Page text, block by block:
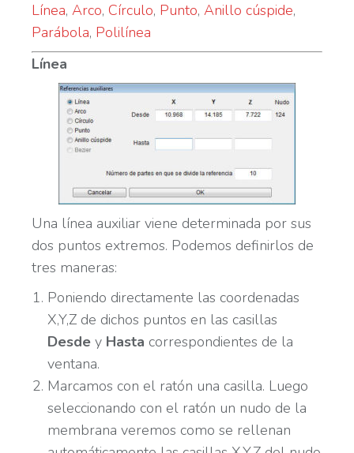
Línea, Arco, Círculo, Punto, Anillo cúspide,
Parábola, Polilínea
Línea
Una línea auxiliar viene determinada por sus
dos puntos extremos. Podemos definirlos de
tres maneras:
Poniendo directamente las coordenadas
X,Y,Z de dichos puntos en las casillas
Desde y Hasta correspondientes de la
ventana.
Marcamos con el ratón una casilla. Luego
seleccionando con el ratón un nudo de la
membrana veremos como se rellenan